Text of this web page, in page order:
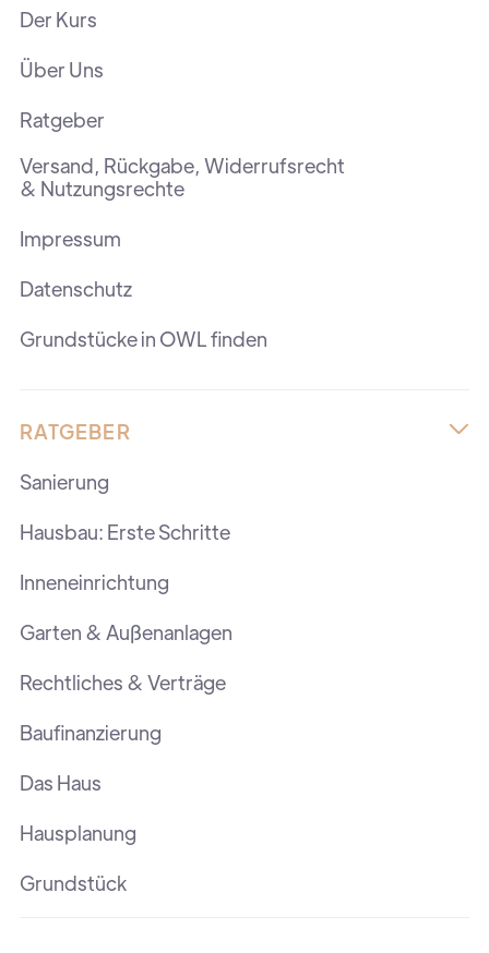
Der Kurs
Über Uns
Ratgeber
Versand, Rückgabe, Widerrufsrecht
& Nutzungsrechte
Impressum
Datenschutz
Grundstücke in OWL finden
RATGEBER 
Sanierung
Hausbau: Erste Schritte
Inneneinrichtung
Garten & Außenanlagen
Rechtliches & Verträge
Baufinanzierung
Das Haus
Hausplanung
Grundstück